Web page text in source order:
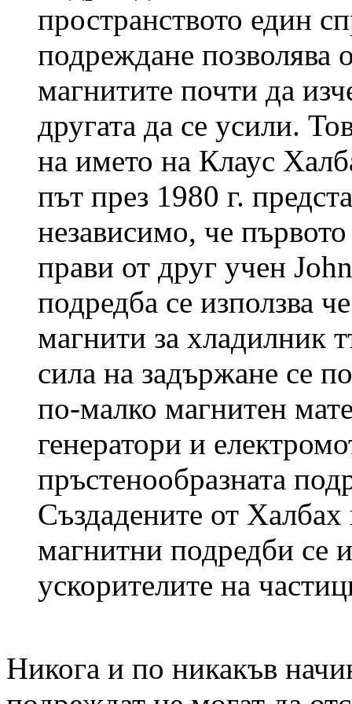
пространството един
подреждане позволява
магнитите почти да
другата да се усили.
на името на Клаус
път през 1980 г.
независимо, че
прави от друг учен
подредба се използва
магнити за хладилник
сила на задържане се
по-малко магнитен
генератори и
пръстенообразната
Създадените от
магнитни подредби се
ускорителите на
Никога и по никакъв